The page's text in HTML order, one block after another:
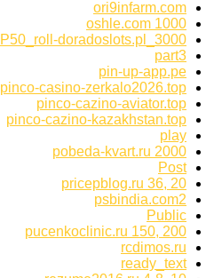
ori9infarm.com
oshle.com 1000
P50_roll-doradoslots.pl_3000.
part3
pin-up-app.pe
pinco-casino-zerkalo2026.top
pinco-cazino-aviator.top
pinco-cazino-kazakhstan.top
play
pobeda-kvart.ru 2000
Post
pricepblog.ru 36, 20
psbindia.com2
Public
pucenkoclinic.ru 150, 200
rcdimos.ru
ready_text